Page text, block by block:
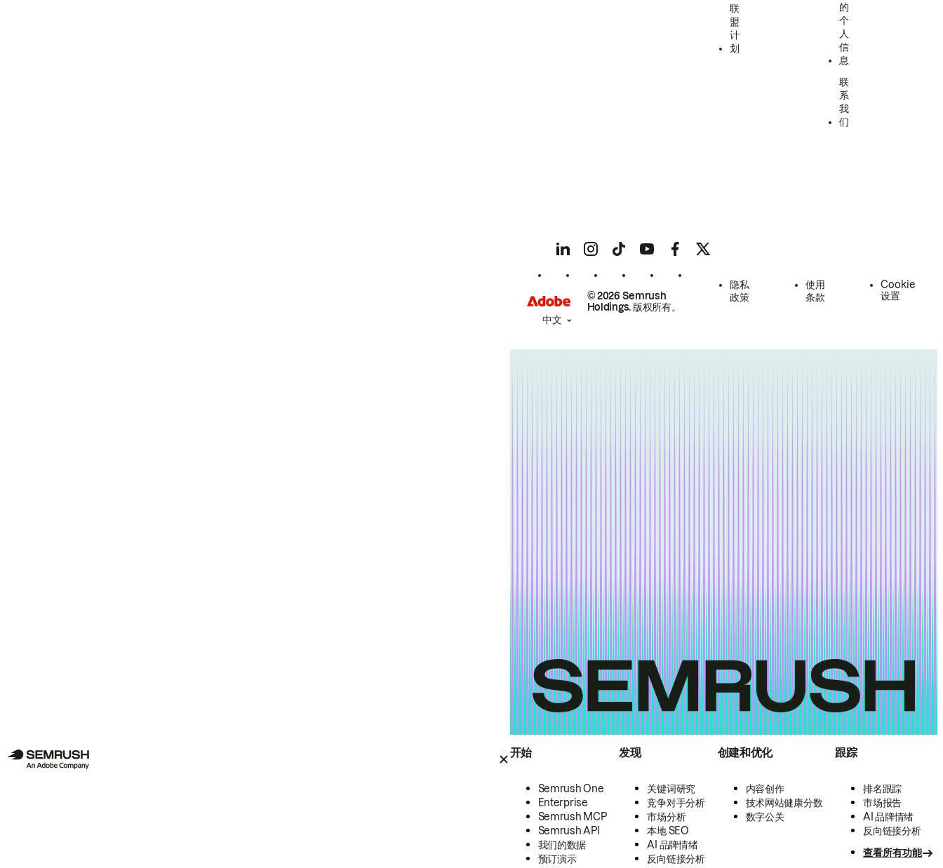
开始
Semrush One
Enterprise
Semrush MCP
Semrush API
我们的数据
预订演示
发现
关键词研究
竞争对手分析
市场分析
本地 SEO
AI 品牌情绪
反向链接分析
创建和优化
内容创作
技术网站健康分数
数字公关
跟踪
排名跟踪
市场报告
AI 品牌情绪
反向链接分析
查看所有功能
联
盟
计
划
的
个
人
信
息
联
系
我
们
© 2026 Semrush
Holdings. 版权所有。
隐私
政策
使用
条款
Cookie
设置
中文